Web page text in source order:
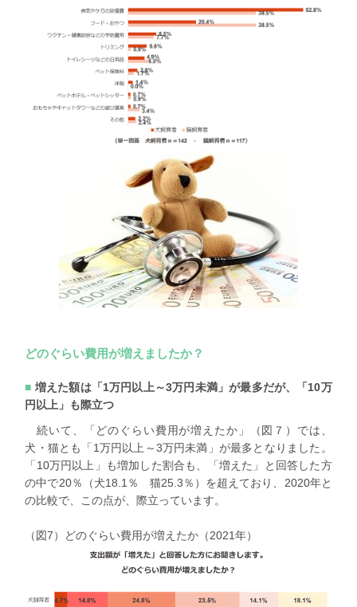
どのぐらい費用が増えましたか？
増えた額は「1万円以上～3万円未満」が最多だが、「10万
円以上」も際立つ
続いて、「どのぐらい費用が増えたか」（図７）では、
犬・猫とも「1万円以上～3万円未満」が最多となりました。
「10万円以上」も増加した割合も、「増えた」と回答した方
の中で20％（犬18.1％ 猫25.3％）を超えており、2020年と
の比較で、この点が、際立っています。
（図7）どのぐらい費用が増えたか（2021年）